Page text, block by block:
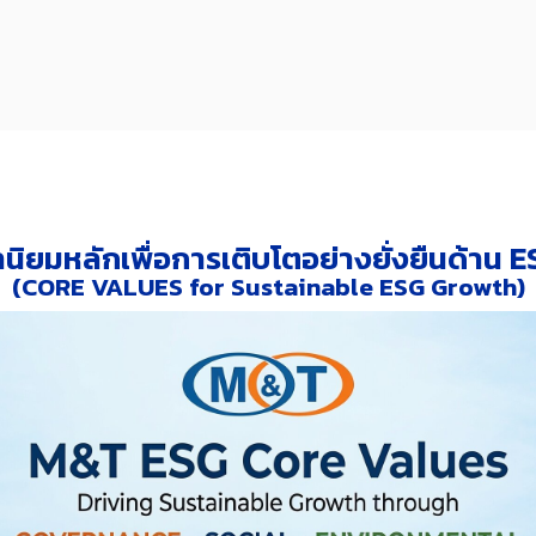
ยมหลักเพื่อการเติบโตอย่างยั่งยืนด้าน
(CORE VALUES for Sustainable ESG Growth)